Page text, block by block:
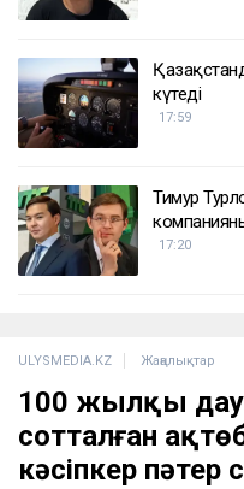
күтеді
17:59
Тимур
17:20
ULYSMEDIA.KZ Жаңалықтар
100 жылқы
сотталған
кәсіпкер